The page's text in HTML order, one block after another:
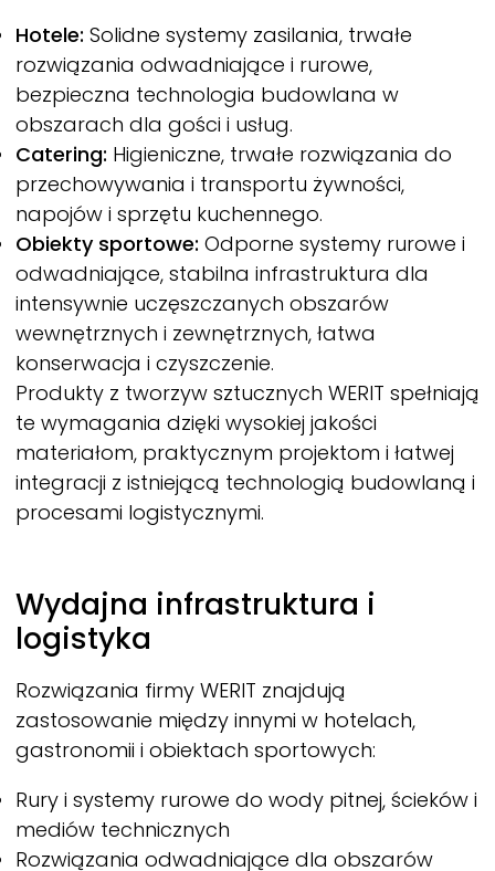
Hotele: Solidne systemy zasilania, trwałe
rozwiązania odwadniające i rurowe,
bezpieczna technologia budowlana w
obszarach dla gości i usług.
Catering: Higieniczne, trwałe rozwiązania do
przechowywania i transportu żywności,
napojów i sprzętu kuchennego.
Obiekty sportowe: Odporne systemy rurowe i
odwadniające, stabilna infrastruktura dla
intensywnie uczęszczanych obszarów
wewnętrznych i zewnętrznych, łatwa
konserwacja i czyszczenie.
Produkty z tworzyw sztucznych WERIT spełniają
te wymagania dzięki wysokiej jakości
materiałom, praktycznym projektom i łatwej
integracji z istniejącą technologią budowlaną i
procesami logistycznymi.
Wydajna infrastruktura i
logistyka
Rozwiązania firmyWERIT znajdują
zastosowanie między innymi w hotelach,
gastronomii i obiektach sportowych:
Rury i systemy rurowe do wody pitnej, ścieków i
mediów technicznych
Rozwiązania odwadniające dla obszarów